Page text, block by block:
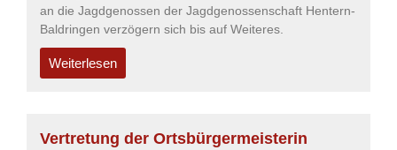
an die Jagdgenossen der Jagdgenossenschaft Hentern-
Baldringen verzögern sich bis auf Weiteres.
Weiterlesen
Vertretung der Ortsbürgermeisterin